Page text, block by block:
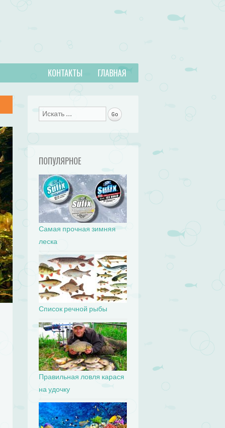
ГЛАВНАЯ
КОНТАКТЫ
Поиск
ПОПУЛЯРНОЕ
Самая прочная зимняя
леска
Список речной рыбы
Правильная ловля карася
на удочку